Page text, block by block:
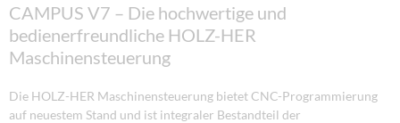
CAMPUS V7 – Die hochwertige und
bedienerfreundliche HOLZ-HER
Maschinensteuerung
Die HOLZ-HER Maschinensteuerung bietet CNC-Programmierung
auf neuestem Stand und ist integraler Bestandteil der